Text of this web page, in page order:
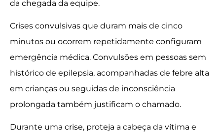
da chegada da equipe.
Crises convulsivas que duram mais de cinco
minutos ou ocorrem repetidamente configuram
emergência médica. Convulsões em pessoas sem
histórico de epilepsia, acompanhadas de febre alta
em crianças ou seguidas de inconsciência
prolongada também justificam o chamado.
Durante uma crise, proteja a cabeça da vítima e